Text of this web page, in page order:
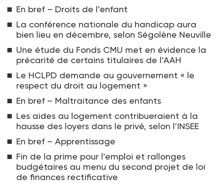
En bref – Droits de l’enfant
La conférence nationale du handicap aura
bien lieu en décembre, selon Ségolène Neuville
Une étude du Fonds CMU met en évidence la
précarité de certains titulaires de l’AAH
Le HCLPD demande au gouvernement « le
respect du droit au logement »
En bref – Maltraitance des enfants
Les aides au logement contribueraient à la
hausse des loyers dans le privé, selon l’INSEE
En bref – Apprentissage
Fin de la prime pour l’emploi et rallonges
budgétaires au menu du second projet de loi
de finances rectificative